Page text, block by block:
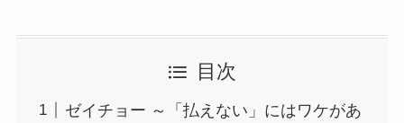
目次
ゼイチョー ～「払えない」にはワケがあ